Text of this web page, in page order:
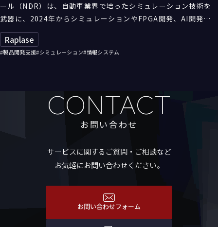
ール（NDR）は、自動車業界で培ったシミュレーション技術を
武器に、2024年からシミュレーションやFPGA開発、AI開発を
高速化するサービス「SimA」を本格的に提供開始している。こ
の基盤に採用されているのがHPCのクラウドサービス
「Raplase」だ。製品開発のシミュレーションに要する時間を
Raplase
#製品開発支援#シミュレーション#情報システム
CONTACT
お問い合わせ
サービスに関するご質問・ご相談など
お気軽にお問い合わせください。
お問い合わせフォーム